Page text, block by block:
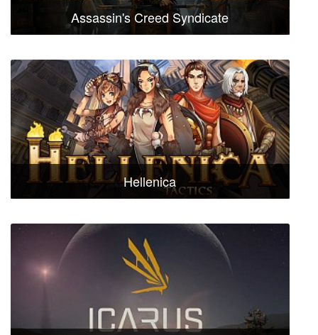
Assassin's Creed Syndicate
Hellenica